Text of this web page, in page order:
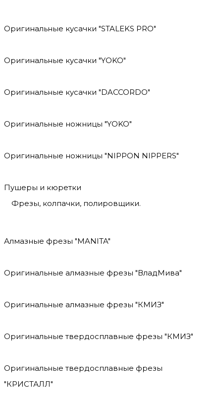
Оригинальные кусачки "STALEKS PRO"
Оригинальные кусачки "YOKO"
Оригинальные кусачки "DACCORDO"
Оригинальные ножницы "YOKO"
Оригинальные ножницы "NIPPON NIPPERS"
Пушеры и кюретки
Фрезы, колпачки, полировщики.
Алмазные фрезы "MANITA"
Оригинальные алмазные фрезы "ВладМива"
Оригинальные алмазные фрезы "КМИЗ"
Оригинальные твердосплавные фрезы "КМИЗ"
Оригинальные твердосплавные фрезы
"КРИСТАЛЛ"